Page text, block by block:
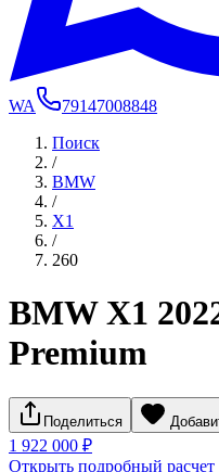
WA
79147008848
Поиск
/
BMW
/
X1
/
260
BMW X1
Premium
Поделиться
1 922 000 ₽
Открыть подробный расчет